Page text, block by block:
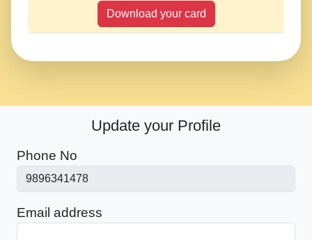
Download your card
Update your Profile
Phone No
Email address